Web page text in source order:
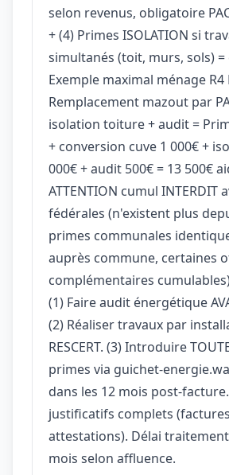
selon revenus, obligatoire
+ (4) Primes ISOLATION si
simultanés (toit, murs, sols) =
Exemple maximal ménage R4
Remplacement mazout par
isolation toiture + audit =
+ conversion cuve 1 000€ +
000€ + audit 500€ = 13 500€
ATTENTION cumul INTERDIT
fédérales (n'existent plus
primes communales
auprès commune, certaines
complémentaires
(1) Faire audit énergétique
(2) Réaliser travaux par
RESCERT. (3) Introduire
primes via guichet-
dans les 12 mois post-
justificatifs complets
attestations). Délai
mois selon affluence.